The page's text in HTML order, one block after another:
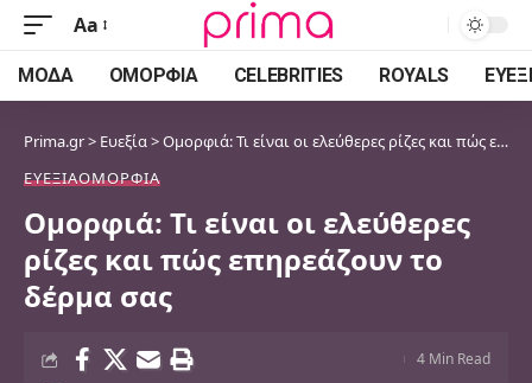
Font
Resizer
Aa
ΜΌΔΑ ΟΜΟΡΦΙΆ CELEBRITIES ROYALS
Prima.gr> Ευεξία>Ομορφιά: Τι είναι οι ελεύθερες ρίζες και πώς επηρεάζουν το δέρμα σας
ΕΥΕΞΊΑΟΜΟΡΦΙΆ
Ομορφιά: Τι είναι οι ελεύθερες
ρίζες και πώς επηρεάζουν το
δέρμα σας
4 Min Read